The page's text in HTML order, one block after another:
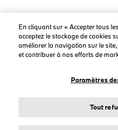
LEGAL
Crédits et mentions légales
En cliquant sur « Accepter tous
acceptez le stockage de cookies
améliorer la navigation sur le
et contribuer à nos efforts de
Paramètres
Tout